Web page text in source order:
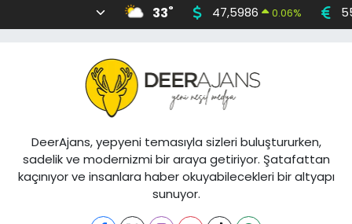
33° 47,5986 0.06%
DeerAjans, yepyeni temasıyla sizleri buluştururken,
sadelik ve modernizmi bir araya getiriyor. Şatafattan
kaçınıyor ve insanlara haber okuyabilecekleri bir altyapı
sunuyor.